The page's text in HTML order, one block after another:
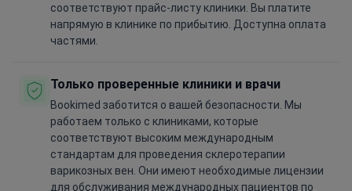
соответствуют прайс-листу клиники. Вы платите
напрямую в клинике по прибытию. Доступна оплата
частями.
Только проверенные клиники и врачи
Bookimed заботится о вашей безопасности. Мы
работаем только с клиниками, которые
соответствуют высоким международным
стандартам для проведения склеротерапии
варикозных вен. Они имеют необходимые лицензии
для обслуживания международных пациентов по